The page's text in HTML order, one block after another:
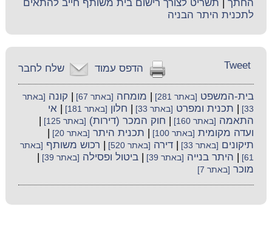
החתך
תשריט לצורך רישום בית משותף חייב להתאים
לתכנית היתר הבניה
שלח לחבר הדפס עמוד Tweet
בית-המשפט [באתר 281] מומחה [באתר 67] קונה [באתר
33]
תכנית ומפרט [באתר 33] חלון [באתר 181] |אי
התאמה [באתר 160] חוק המכר (דירות) [באתר 125]
ועדה מקומית [באתר 100] תכנית היתר [באתר 20]
תיקונים [באתר 33] |דירה [באתר 520] רכוש משותף [באתר
61]
היתר בנייה [באתר 39] |ביטול ופסילה [באתר 39]
מוכר [באתר 7]